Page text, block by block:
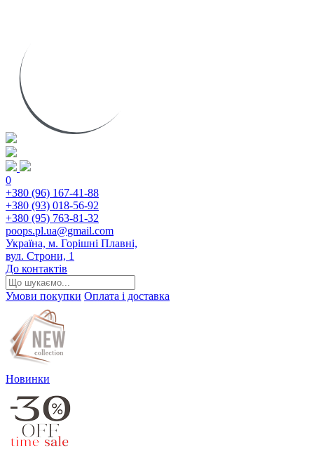
0
+380 (96) 167-41-88
+380 (93) 018-56-92
+380 (95) 763-81-32
poops.pl.ua@gmail.com
Україна, м. Горішні Плавні,
вул. Строни, 1
До контактів
Умови покупки Оплата і доставка
Новинки